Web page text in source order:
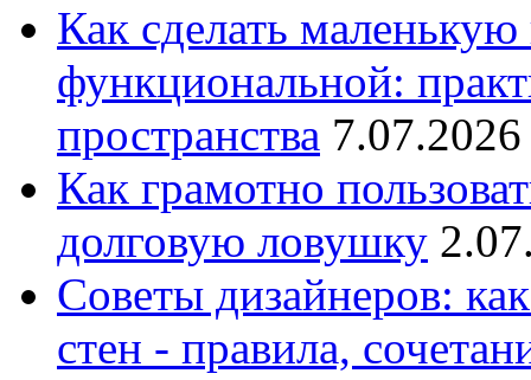
Как сделать
функциональной:
пространства
Как грамотно
долговую ловушку
Советы дизайнеров:
стен - правила,